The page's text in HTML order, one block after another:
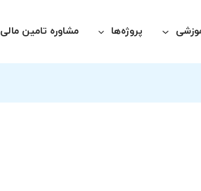
پروژه‌ها مشاوره تامین مالی